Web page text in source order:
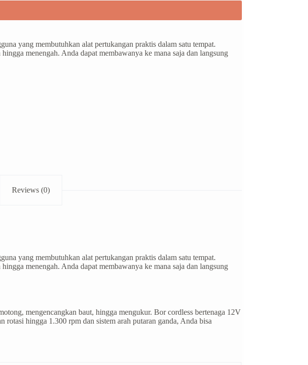
yang membutuhkan alat pertukangan praktis dalam satu tempat.
menengah. Anda dapat membawanya ke mana saja dan langsung
Reviews (0)
yang membutuhkan alat pertukangan praktis dalam satu tempat.
menengah. Anda dapat membawanya ke mana saja dan langsung
mengencangkan baut, hingga mengukur. Bor cordless bertenaga 12V
hingga 1.300 rpm dan sistem arah putaran ganda, Anda bisa